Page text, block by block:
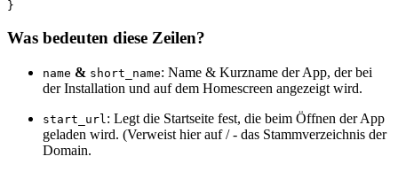
Was bedeuten diese Zeilen?
name & short_name: Name & Kurzname der App, der bei
der Installation und auf dem Homescreen angezeigt wird.
start_url: Legt die Startseite fest, die beim Öffnen der App
geladen wird. (Verweist hier auf / - das Stammverzeichnis der
Domain.